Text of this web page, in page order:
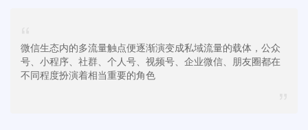
“
微信生态内的多流量触点便逐渐演变成私域流量的载体，公众
号、小程序、社群、个人号、视频号、企业微信、朋友圈都在
不同程度扮演着相当重要的角色